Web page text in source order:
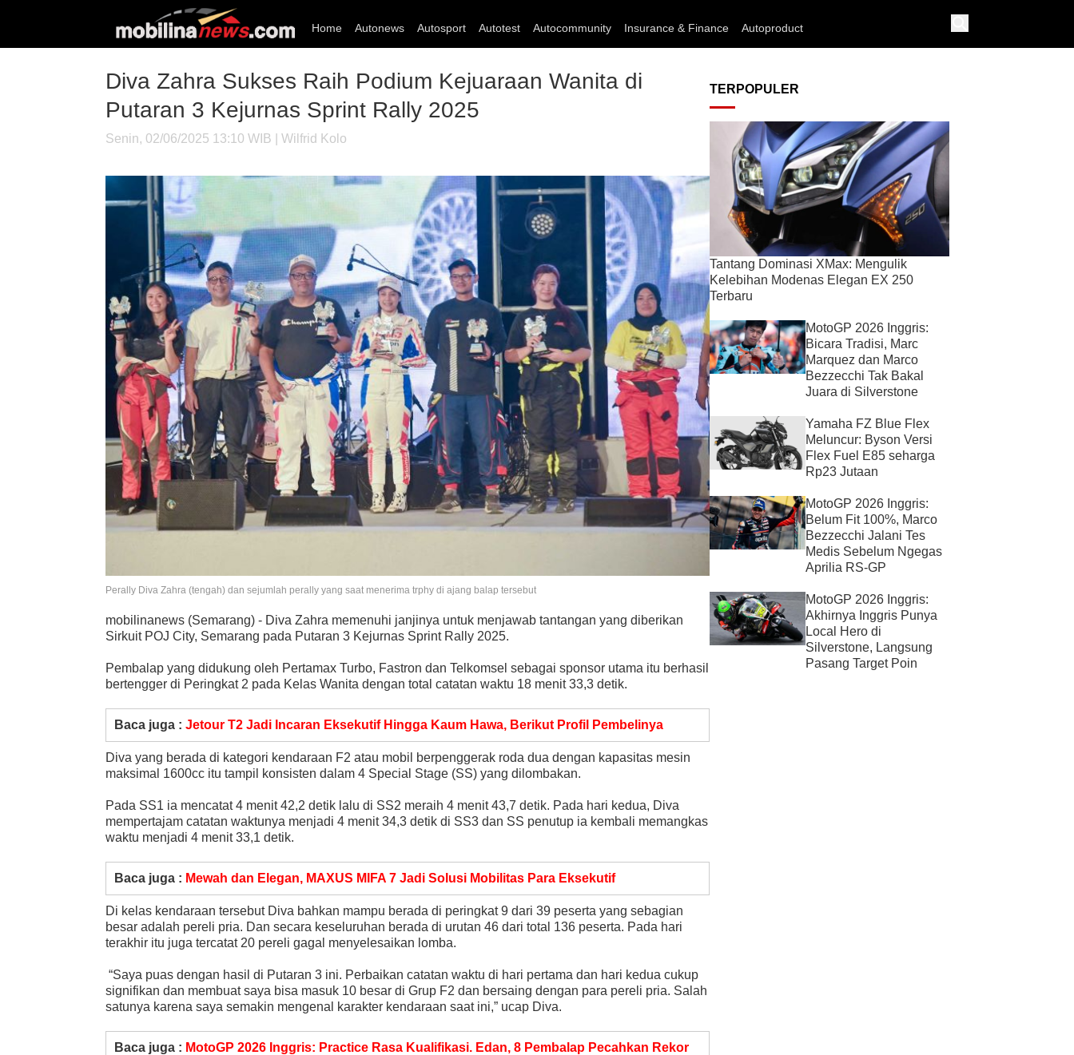
Home Autonews Autosport Autotest Autocommunity Insurance & Finance Autoproduct
Diva Zahra Sukses Raih Podium Kejuaraan Wanita di
Putaran 3 Kejurnas Sprint Rally 2025
Senin, 02/06/2025 13:10 WIB | Wilfrid Kolo
Perally Diva Zahra (tengah) dan sejumlah perally yang saat menerima trphy di ajang balap tersebut
mobilinanews (Semarang) - Diva Zahra memenuhi janjinya untuk menjawab tantangan yang diberikan
Sirkuit POJ City, Semarang pada Putaran 3 Kejurnas Sprint Rally 2025.
Pembalap yang didukung oleh Pertamax Turbo, Fastron dan Telkomsel sebagai sponsor utama itu berhasil
bertengger di Peringkat 2 pada Kelas Wanita dengan total catatan waktu 18 menit 33,3 detik.
Baca juga : Jetour T2 Jadi Incaran Eksekutif Hingga Kaum Hawa, Berikut Profil Pembelinya
Diva yang berada di kategori kendaraan F2 atau mobil berpenggerak roda dua dengan kapasitas mesin
maksimal 1600cc itu tampil konsisten dalam 4 Special Stage (SS) yang dilombakan.
Pada SS1 ia mencatat 4 menit 42,2 detik lalu di SS2 meraih 4 menit 43,7 detik. Pada hari kedua, Diva
mempertajam catatan waktunya menjadi 4 menit 34,3 detik di SS3 dan SS penutup ia kembali memangkas
waktu menjadi 4 menit 33,1 detik.
Baca juga : Mewah dan Elegan, MAXUS MIFA 7 Jadi Solusi Mobilitas Para Eksekutif
Di kelas kendaraan tersebut Diva bahkan mampu berada di peringkat 9 dari 39 peserta yang sebagian
besar adalah pereli pria. Dan secara keseluruhan berada di urutan 46 dari total 136 peserta. Pada hari
terakhir itu juga tercatat 20 pereli gagal menyelesaikan lomba.
“Saya puas dengan hasil di Putaran 3 ini. Perbaikan catatan waktu di hari pertama dan hari kedua cukup
signifikan dan membuat saya bisa masuk 10 besar di Grup F2 dan bersaing dengan para pereli pria. Salah
satunya karena saya semakin mengenal karakter kendaraan saat ini,” ucap Diva.
Baca juga : MotoGP 2026 Inggris: Practice Rasa Kualifikasi. Edan, 8 Pembalap Pecahkan Rekor
TERPOPULER
Tantang Dominasi XMax: Mengulik
Kelebihan Modenas Elegan EX 250
Terbaru
MotoGP 2026 Inggris:
Bicara Tradisi, Marc
Marquez dan Marco
Bezzecchi Tak Bakal
Juara di Silverstone
Yamaha FZ Blue Flex
Meluncur: Byson Versi
Flex Fuel E85 seharga
Rp23 Jutaan
MotoGP 2026 Inggris:
Belum Fit 100%, Marco
Bezzecchi Jalani Tes
Medis Sebelum Ngegas
Aprilia RS-GP
MotoGP 2026 Inggris:
Akhirnya Inggris Punya
Local Hero di
Silverstone, Langsung
Pasang Target Poin